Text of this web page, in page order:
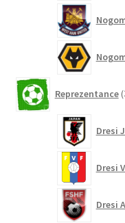
Reprezentance
Dresi
Dresi
Dresi